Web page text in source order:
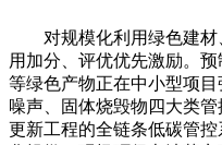
对规模化利用绿色建材
用加分、评优优先激励。
等绿色产物正在中小型项目
噪声、固体烧毁物四大类管
更新工程的全链条低碳管